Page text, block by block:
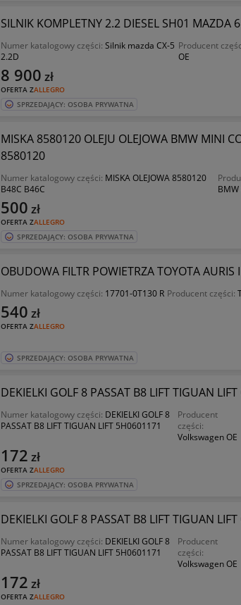
SILNIK KOMPLETNY 2.2 DIESEL SH01 MAZDA
Numer katalogowy części: Silnik mazda CX-5
2.2D
Producent
OE
OFERTA ZALLEGRO
8 900 zł
SPRZEDAJĄCY: OSOBA PRYWATNA
MISKA 8580120 OLEJU OLEJOWA BMW MINI
8580120
Numer katalogowy części: MISKA OLEJOWA 8580120
B48C B46C
BMW
OFERTA ZALLEGRO
500 zł
SPRZEDAJĄCY: OSOBA PRYWATNA
OBUDOWA FILTR POWIETRZA TOYOTA AURIS
Numer katalogowy części: 17701-0T130 R Producent części:
OFERTA ZALLEGRO
540 zł
SPRZEDAJĄCY: OSOBA PRYWATNA
DEKIELKI GOLF 8 PASSAT B8 LIFT TIGUAN
Numer katalogowy części: DEKIELKI GOLF 8
PASSAT B8 LIFT TIGUAN LIFT 5H0601171
Producent
części:
Volkswagen OE
OFERTA ZALLEGRO
172 zł
SPRZEDAJĄCY: OSOBA PRYWATNA
DEKIELKI GOLF 8 PASSAT B8 LIFT TIGUAN
Numer katalogowy części: DEKIELKI GOLF 8
PASSAT B8 LIFT TIGUAN LIFT 5H0601171
Producent
części:
Volkswagen OE
OFERTA ZALLEGRO
172 zł